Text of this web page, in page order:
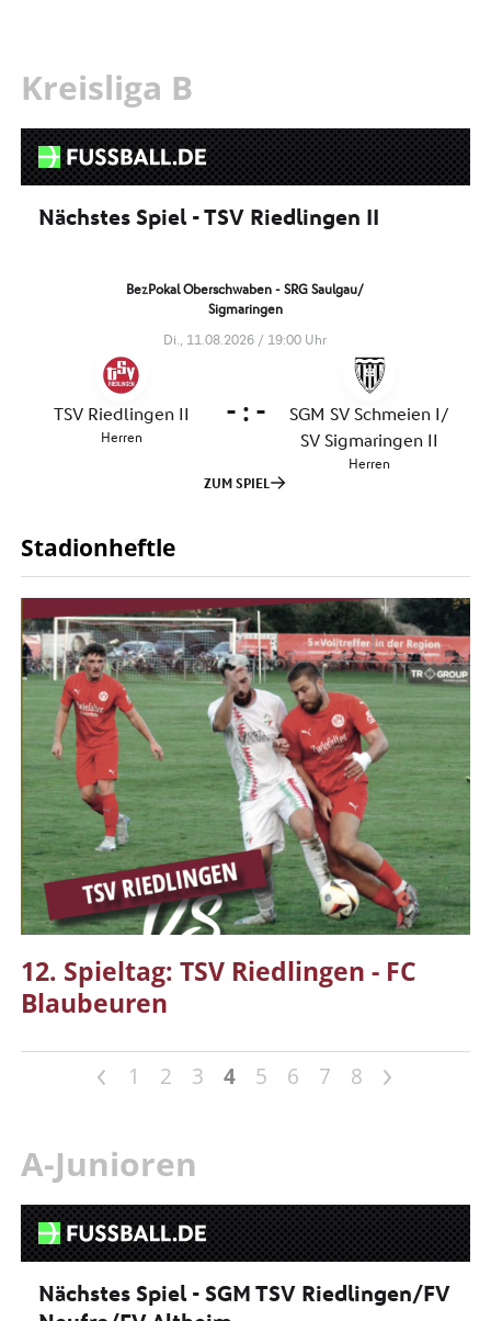
Kreisliga B
Stadionheftle
12. Spieltag: TSV Riedlingen - FC
Blaubeuren
< 1 2 3 4 5 6 7 8 >
A-Junioren